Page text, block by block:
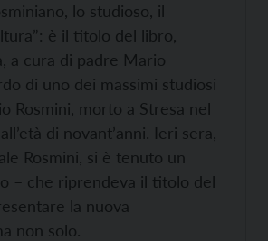
lo studioso, il
è il titolo del libro,
a cura di padre Mario
di uno dei massimi studiosi
Rosmini, morto a Stresa nel
di novant’anni. Ieri sera,
Rosmini, si è tenuto un
– che riprendeva il titolo del
la nuova
non solo.